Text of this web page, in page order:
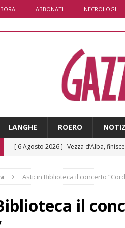
ABBONATI NECROLOGI
LANGHE ROERO
[ 6 Agosto 2026 ] Vezza d’Alba,
[ 6 Agosto 2026 ] La bella stagione
numero
ALTRE NOTIZIE
Asti: in Biblioteca il concerto
il